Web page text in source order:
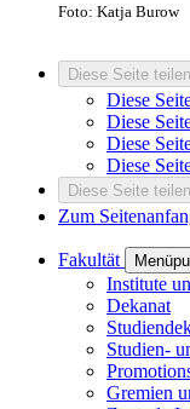
Foto: Katja Burow
Diese Seite teilen
Diese
Diese
Diese
Diese
Diese Seite teilen
Zum
Fakultät
Institute
Dekanat
Studien-
Gremien